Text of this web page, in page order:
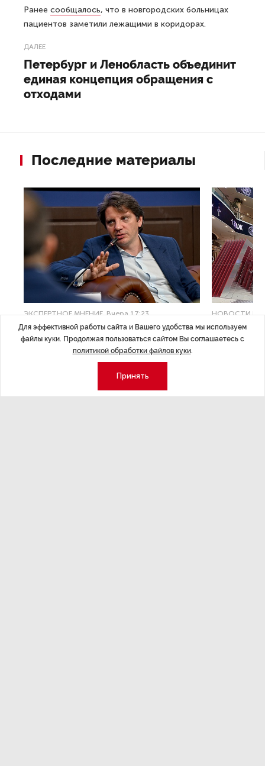
Ранее сообщалось, что в новгородских больницах
пациентов заметили лежащими в коридорах.
ДАЛЕЕ
Петербург и Ленобласть объединит
единая концепция обращения с
отходами
Последние материалы
ЭКСПЕРТНОЕ МНЕНИЕ ,Вчера 17:23
Евгений Барановский: «Рынок
видит в Ленинградской области
долгосрочную перспективу»
Интервью с вице-губернатором Ленинградской
области Евгением Барановским.
НОВОСТИ
ТРЦ
Для эффективной работы сайта и Вашего удобства мы используем
файлы куки. Продолжая пользоваться сайтом Вы соглашаетесь с
политикой обработки файлов куки.
Принять